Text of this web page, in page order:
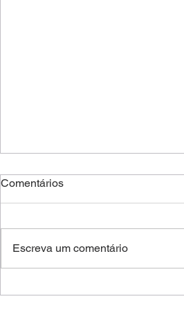
Comentários
Escreva um comentário